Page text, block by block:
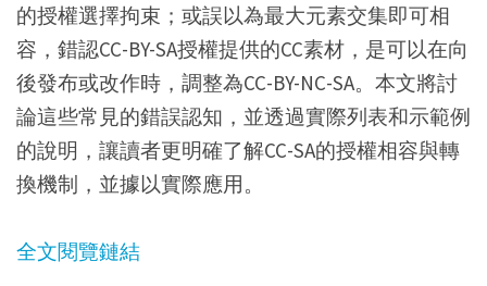
的授權選擇拘束；或誤以為最大元素交集即可相
容，錯認CC-BY-SA授權提供的CC素材，是可以在向
後發布或改作時，調整為CC-BY-NC-SA。本文將討
論這些常見的錯誤認知，並透過實際列表和示範例
的說明，讓讀者更明確了解CC-SA的授權相容與轉
換機制，並據以實際應用。
全文閱覽鏈結